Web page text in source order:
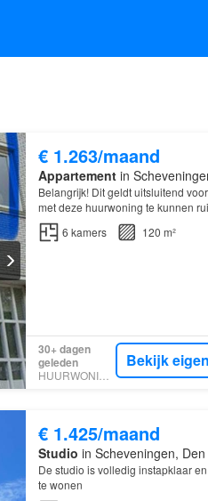
€ 1.263/maand
Appartementin
Belangrijk! Dit geldt uitsluitend
met deze huurwoning te kunnen
6 kamers 120 m²
30+ dagen
geleden
HUURWONINGEN
Bekijk
€ 1.425/maand
Studio in Scheveningen,
De studio is volledig instapklaar
te wonen